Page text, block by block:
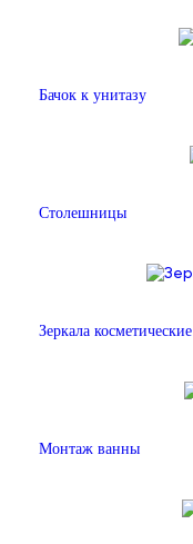
Бачок к унитазу
Столешницы
Зеркала косметические
Монтаж ванны